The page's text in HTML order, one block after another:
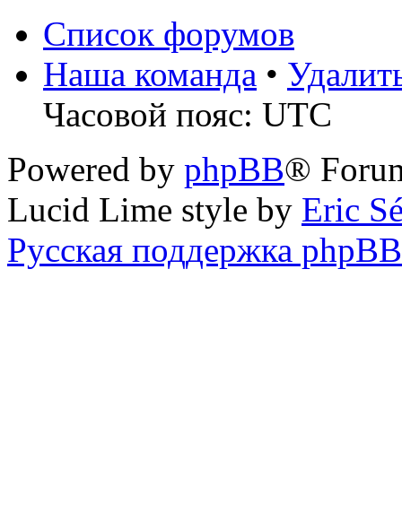
Список форумов
Наша команда •
Часовой пояс: UTC
Powered by phpBB®
Lucid Lime style by Eric
Русская поддержка phpBB